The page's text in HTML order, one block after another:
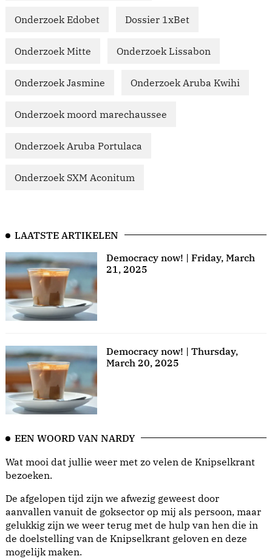
Onderzoek Edobet Dossier 1xBet
Onderzoek Mitte Onderzoek Lissabon
Onderzoek Jasmine Onderzoek Aruba Kwihi
Onderzoek moord marechaussee
Onderzoek Aruba Portulaca
Onderzoek SXM Aconitum
LAATSTE ARTIKELEN
Democracy now! | Friday, March
21, 2025
Democracy now! | Thursday,
March 20, 2025
EEN WOORD VAN NARDY
Wat mooi dat jullie weer met zo velen de Knipselkrant
bezoeken.
De afgelopen tijd zijn we afwezig geweest door
aanvallen vanuit de goksector op mij als persoon, maar
gelukkig zijn we weer terug met de hulp van hen die in
de doelstelling van de Knipselkrant geloven en deze
mogelijk maken.